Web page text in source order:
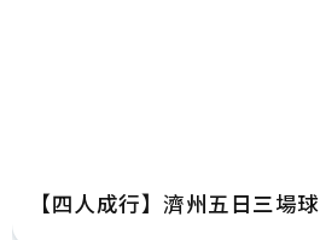
【四人成行】濟州五日三場球